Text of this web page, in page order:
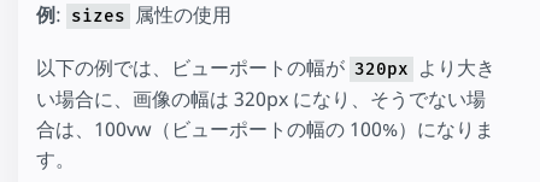
例: sizes
属性の使用
以下の例では、ビューポートの幅が 320px
より大き
い場合に、画像の幅は 320px になり、そうでない場
合は、100vw（ビューポートの幅の 100%）になりま
す。